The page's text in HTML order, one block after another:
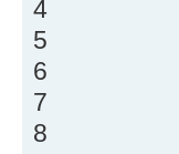
4
5
6
7
8